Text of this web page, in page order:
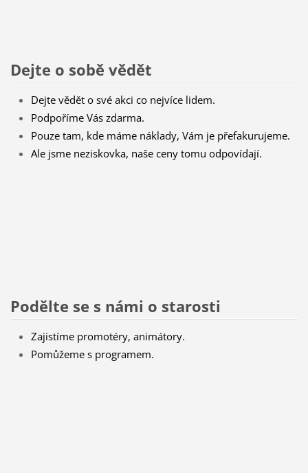
Dejte o sobě vědět
Dejte vědět o své akci co nejvíce lidem.
Podpoříme Vás zdarma.
Pouze tam, kde máme náklady, Vám je přefakurujeme.
Ale jsme neziskovka, naše ceny tomu odpovídají.
Podělte se s námi o starosti
Zajistíme promotéry, animátory.
Pomůžeme s programem.